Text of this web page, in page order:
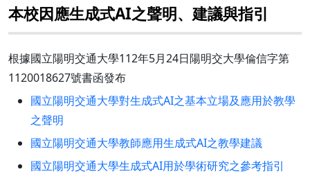
本校因應生成式AI之聲明、建議與指引
根據國立陽明交通大學112年5月24日陽明交大學倫信字第
1120018627號書函發布
國立陽明交通大學對生成式AI之基本立場及應用於教學
之聲明
國立陽明交通大學教師應用生成式AI之教學建議
國立陽明交通大學生成式AI用於學術研究之參考指引